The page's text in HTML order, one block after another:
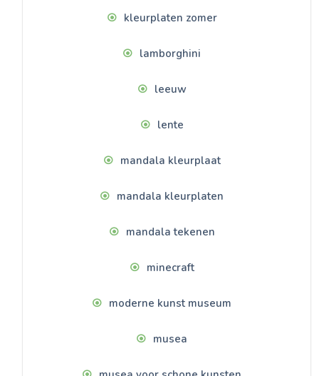
kleurplaten zomer
lamborghini
leeuw
lente
mandala kleurplaat
mandala kleurplaten
mandala tekenen
minecraft
moderne kunst museum
musea